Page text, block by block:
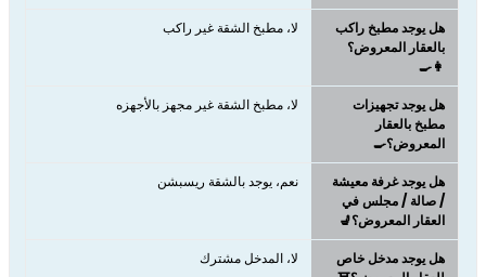
هل يوجد مطبخ راكب
بالعقار المعروض؟
👩‍🍳
لا، مطبخ الشقة غير راكب
هل يوجد تجهيزات
مطبخ بالعقار
المعروض؟🍳
لا، مطبخ الشقة غير مجهز بالأجهزه
هل يوجد غرفة معيشة
/ صالة / مجلس في
العقار المعروض؟💺
نعم، يوجد بالشقة ريسبشن
هل يوجد مدخل خاص
لا، المدخل مشترك